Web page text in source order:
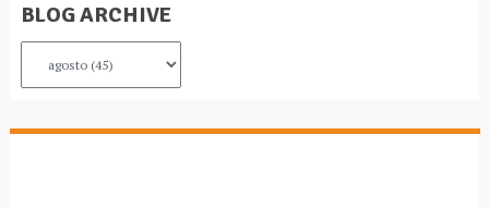
BLOG ARCHIVE